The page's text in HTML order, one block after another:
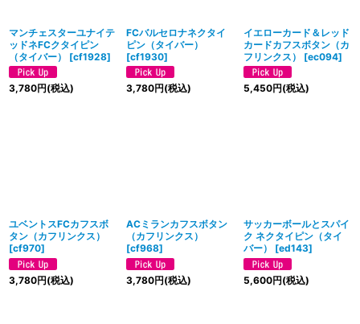
マンチェスターユナイテ
ッドネFCクタイピン
（タイバー）
[cf1928]
3,780円(税込)
FCバルセロナネクタイ
ピン（タイバー）
[cf1930]
3,780円(税込)
イエローカード＆レッド
カードカフスボタン（カ
フリンクス）
[ec094]
5,450円(税込)
ユベントスFCカフスボ
タン（カフリンクス）
[cf970]
3,780円(税込)
ACミランカフスボタン
（カフリンクス）
[cf968]
3,780円(税込)
サッカーボールとスパイ
ク ネクタイピン（タイ
バー）
[ed143]
5,600円(税込)